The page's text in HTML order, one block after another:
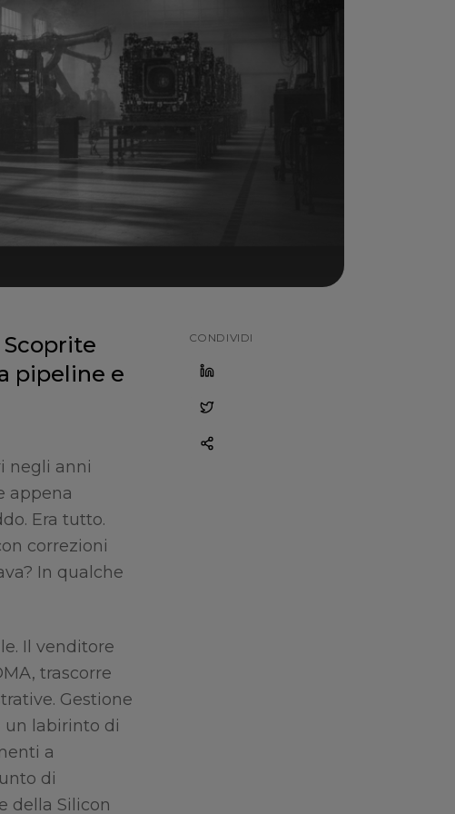
pipeline e
negli anni
appena
Era tutto.
correzioni
In qualche
Il venditore
trascorre
Gestione
un labirinto di
a
di
della Silicon
CONDIVIDI